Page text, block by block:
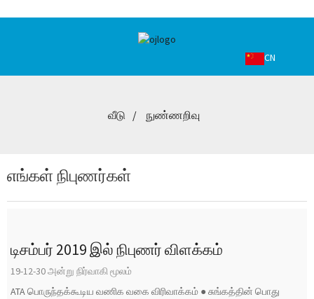
CN
வீடு நுண்ணறிவு
எங்கள் நிபுணர்கள்
டிசம்பர் 2019 இல் நிபுணர் விளக்கம்
19-12-30 அன்று நிர்வாகி மூலம்
ATA பொருந்தக்கூடிய வணிக வகை விரிவாக்கம் ● சுங்கத்தின் பொது